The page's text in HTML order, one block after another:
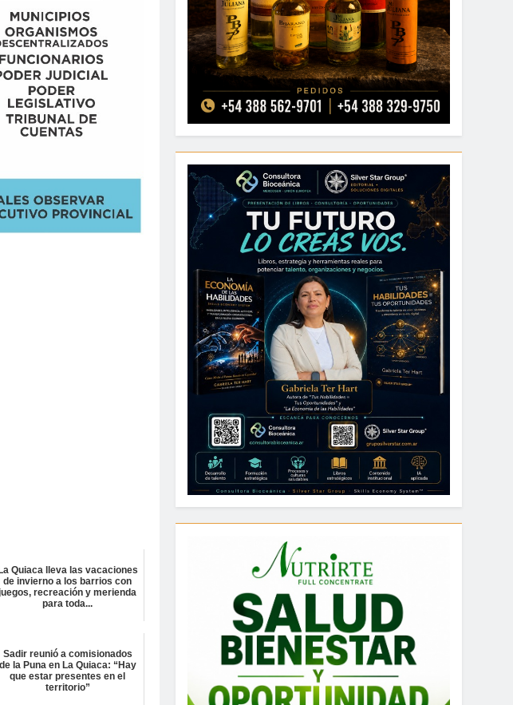
La Quiaca lleva las vacaciones
de invierno a los barrios con
recreación y merienda
para toda...
Sadir reunió a comisionados
de la Puna en La Quiaca: “Hay
que estar presentes en el
territorio”